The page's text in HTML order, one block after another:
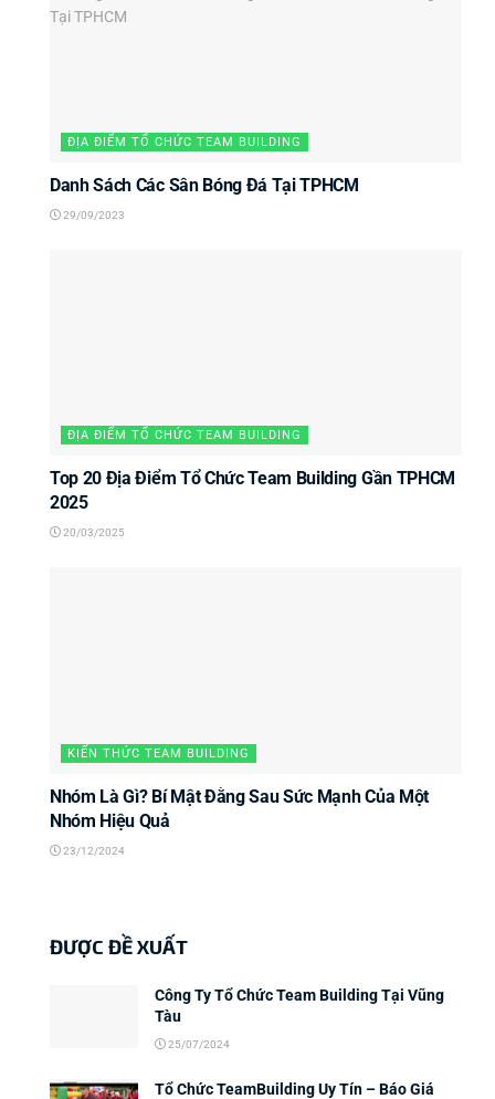
ĐỊA ĐIỂM TỔ CHỨC TEAM BUILDING
Danh Sách Các Sân Bóng Đá Tại TPHCM
29/09/2023
ĐỊA ĐIỂM TỔ CHỨC TEAM BUILDING
Top 20 Địa Điểm Tổ Chức Team Building Gần TPHCM
2025
20/03/2025
KIẾN THỨC TEAM BUILDING
Nhóm Là Gì? Bí Mật Đằng Sau Sức Mạnh Của Một
Nhóm Hiệu Quả
23/12/2024
ĐƯỢC ĐỀ XUẤT
Công Ty Tổ Chức Team Building Tại Vũng
Tàu
25/07/2024
Tổ Chức TeamBuilding Uy Tín – Báo Giá